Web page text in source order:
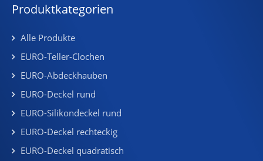
Produktkategorien
Alle Produkte
EURO-Teller-Clochen
EURO-Abdeckhauben
EURO-Deckel rund
EURO-Silikondeckel rund
EURO-Deckel rechteckig
EURO-Deckel quadratisch